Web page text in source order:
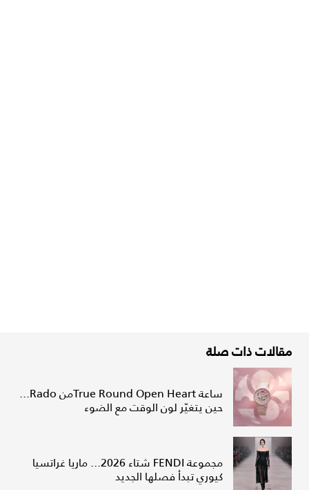
مقالات ذات صلة
ساعة True Round Open Heartمن Rado...
حين يتغيّر لون الوقت مع الضوء
مجموعة FENDI شتاء 2026... ماريا غراتسيا
كيوري تبدأ فصلها الجديد